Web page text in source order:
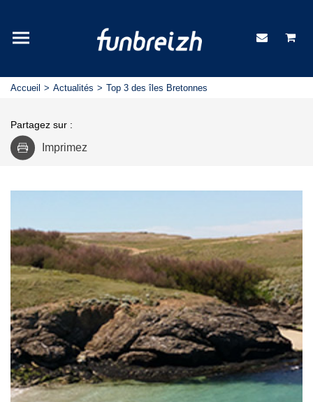
Accueil Actualités Top 3 des îles Bretonnes
Partagez sur :
Imprimez